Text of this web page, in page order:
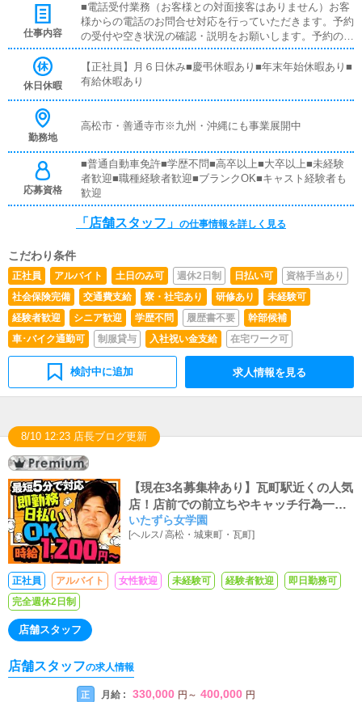
仕事内容
■電話受付業務（お客様との対面接客はありません）お客
様からの電話のお問合せ対応を行っていただきます。予約
の受付や空き状況の確認・説明をお願いします。予約の確
定後はキャストやドライバーに通達します。簡単なマニュ
アルや先輩スタッフに気軽に聞ける環境ですので、未経験
でも安心して働けます。■PC更新業務ヘブンネットなど、
なります。基本的にはボタンを押すだけや、ブログの更新
手な人でも簡単にできます。■清掃・備品管理お客様やキ
ャストの方に快適にお過ごしいただくため、店内の清掃や
備品の管理・補充を行っていただきます。
休日休暇
【正社員】月６日休み■慶弔休暇あり■年末年始休暇あり■
有給休暇あり
勤務地
高松市・善通寺市※九州・沖縄にも事業展開中
応募資格
■普通自動車免許■学歴不問■高卒以上■大卒以上■未経験
者歓迎■職種経験者歓迎■ブランクOK■キャスト経験者も
歓迎
「店舗スタッフ」 の仕事情報を詳しく見る
こだわり条件
正社員 アルバイト 土日のみ可 週休2日制 日払い可
資格手当あり
社会保険完備
交通費支給 寮・社宅あり 研修あり
未経験可
経験者歓迎
シニア歓迎 学歴不問 履歴書不要
幹部候補
車･バイク通勤可
制服貸与 入社祝い金支給 在宅ワーク可
検討中に追加 求人情報を見る
8/10 12:23 店長ブログ更新
【現在3名募集枠あり】瓦町駅近くの人気
店！店前での前立ちやキャッチ行為一切
なし！未経験からのスタッフ多数の為、
初めての方大歓迎！｟日払い・寮あり｠
いたずら女学園
[ヘルス/高松・城東町・瓦町]
正社員 アルバイト 女性歓迎 未経験可 経験者歓迎
即日勤務可
完全週休2日制
店舗スタッフ
店舗スタッフの求人情報
正 月給 : 330,000 円 ～ 400,000 円